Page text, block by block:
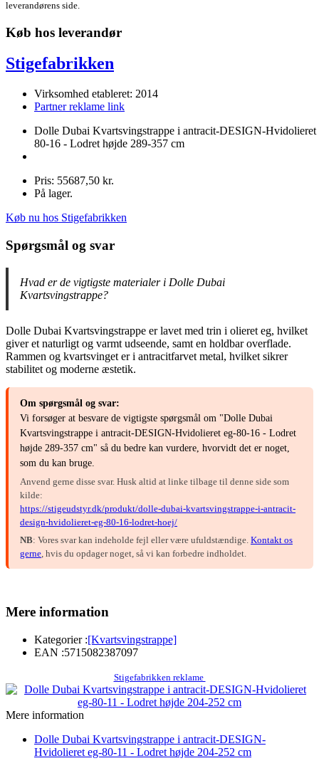
leverandørens side.
Køb hos leverandør
Stigefabrikken
Virksomhed etableret: 2014
Partner reklame link
Dolle Dubai Kvartsvingstrappe i antracit-DESIGN-Hvidolieret
80-16 - Lodret højde 289-357 cm
Pris: 55687,50 kr.
På lager.
Køb nu hos Stigefabrikken
Spørgsmål og svar
Hvad er de vigtigste materialer i Dolle Dubai
Kvartsvingstrappe?
Dolle Dubai Kvartsvingstrappe er lavet med trin i olieret eg, hvilket
giver et naturligt og varmt udseende, samt en holdbar overflade.
Rammen og kvartsvinget er i antracitfarvet metal, hvilket sikrer
stabilitet og moderne æstetik.
Om spørgsmål og svar:
Vi forsøger at besvare de vigtigste spørgsmål om "Dolle Dubai
Kvartsvingstrappe i antracit-DESIGN-Hvidolieret eg-80-16 - Lodret
højde 289-357 cm" så du bedre kan vurdere, hvorvidt det er noget,
som du kan bruge.
Anvend gerne disse svar. Husk altid at linke tilbage til denne side som
kilde:
https://stigeudstyr.dk/produkt/dolle-dubai-kvartsvingstrappe-i-antracit-
design-hvidolieret-eg-80-16-lodret-hoej/
NB: Vores svar kan indeholde fejl eller være ufuldstændige. Kontakt os
gerne, hvis du opdager noget, så vi kan forbedre indholdet.
Mere information
Kategorier :[Kvartsvingstrappe]
EAN :5715082387097
Stigefabrikken reklame
Mere information
Dolle Dubai Kvartsvingstrappe i antracit-DESIGN-
Hvidolieret eg-80-11 - Lodret højde 204-252 cm